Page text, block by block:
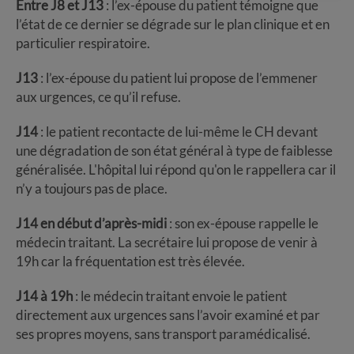
Entre J8 et J13: l’ex-épouse du patient témoigne que
l’état de ce dernier se dégrade sur le plan clinique et en
particulier respiratoire.
J13: l’ex-épouse du patient lui propose de l’emmener
aux urgences, ce qu’il refuse.
J14: le patient recontacte de lui-même le CH devant
une dégradation de son état général à type de faiblesse
généralisée. L'hôpital lui répond qu'on le rappellera car il
n’y a toujours pas de place.
J14 en début d’après-midi: son ex-épouse rappelle le
médecin traitant. La secrétaire lui propose de venir à
19h car la fréquentation est très élevée.
J14 à 19h: le médecin traitant envoie le patient
directement aux urgences sans l’avoir examiné et par
ses propres moyens, sans transport paramédicalisé.